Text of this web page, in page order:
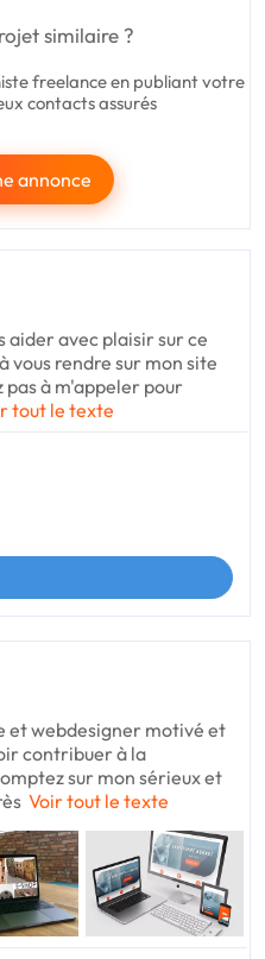
similaire ?
freelance en publiant votre
contacts assurés
annonce
aider avec plaisir sur ce
vous rendre sur mon site
à m'appeler pour
tout le texte
et webdesigner motivé et
contribuer à la
sur mon sérieux et
Voir tout le texte